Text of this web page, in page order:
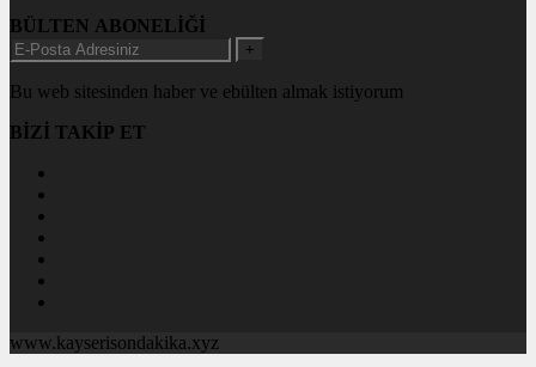
BÜLTEN ABONELİĞİ
+
Bu web sitesinden haber ve ebülten almak istiyorum
BİZİ TAKİP ET
www.kayserisondakika.xyz